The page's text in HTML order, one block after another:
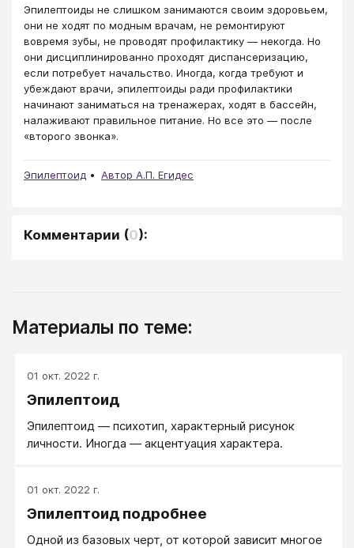
Эпилептоиды не слишком занимаются своим здоровьем,
они не ходят по модным врачам, не ремонтируют
вовремя зубы, не проводят профилактику — некогда. Но
они дисциплинированно проходят диспансеризацию,
если потребует начальство. Иногда, когда требуют и
убеждают врачи, эпилептоиды ради профилактики
начинают заниматься на тренажерах, ходят в бассейн,
налаживают правильное питание. Но все это — после
«второго звонка».
Эпилептоид Автор А.П. Егидес
Комментарии (0):
Материалы по теме:
01 окт. 2022 г.
Эпилептоид
Эпилептоид — психотип, характерный рисунок
личности. Иногда — акцентуация характера.
01 окт. 2022 г.
Эпилептоид подробнее
Одной из базовых черт, от которой зависит многое